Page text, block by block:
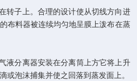
子上。合理的设计使从切线方向进
布料器被连续均匀地呈膜上泼布在蒸
分离器安装在分离筒上方它将上升
或泡沫捕集并使之回落到蒸发面上。